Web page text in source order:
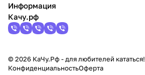
Информация
Качу.рф
© 2026 КаЧу.Рф - для любителей кататься!
КонфиденциальностьОферта